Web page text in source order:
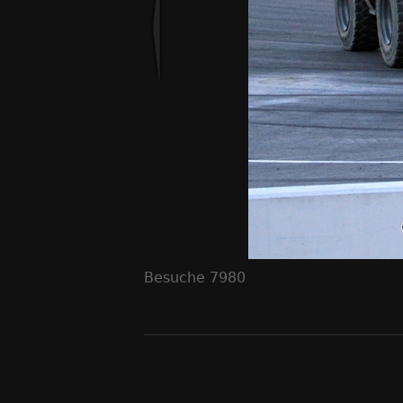
Besuche 7980